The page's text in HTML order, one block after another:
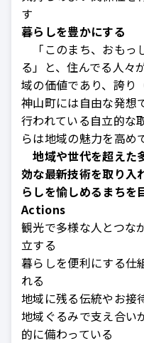
す
暮らしを豊かにする
「このまち、おもっ
る」と、住んでる人々
域の価値であり、誇り
神山町には自由な発想
行われている自立的な
らは地域の魅力を高め
地域や世代を超えた
効な最新技術を取り入
らしを愉しめるまちを
Actions
観光で多様な人とつな
立する
暮らしを便利にする仕
れる
地域に残る伝統やお接
地域ぐるみで支え合い
的に備わっている